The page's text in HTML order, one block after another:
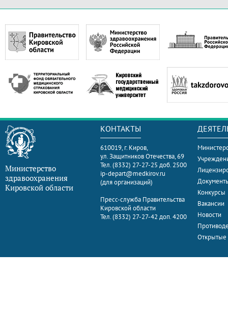
Министерство
здравоохранения
Кировской области
КОНТАКТЫ
610019, г. Киров,
ул. Защитников Отечества, 69
Тел. (8332) 27-27-25 доб. 2500
ip-depart@medkirov.ru
(для организаций)
Пресс-служба Правительства
Кировской области
Тел. (8332) 27-27-42 доп. 4200
Конкурсы
Вакансии
Новости